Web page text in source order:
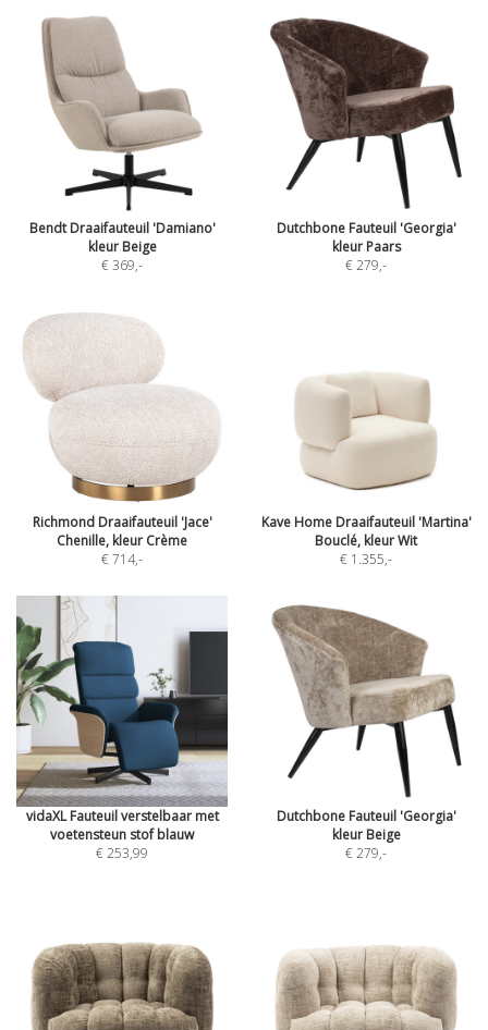
Bendt Draaifauteuil 'Damiano'
kleur Beige
€ 369,-
Dutchbone Fauteuil 'Georgia'
kleur Paars
€ 279,-
Richmond Draaifauteuil 'Jace'
Chenille, kleur Crème
€ 714,-
Kave Home Draaifauteuil 'Martina'
Bouclé, kleur Wit
€ 1.355,-
vidaXL Fauteuil verstelbaar met
voetensteun stof blauw
€ 253,99
Dutchbone Fauteuil 'Georgia'
kleur Beige
€ 279,-